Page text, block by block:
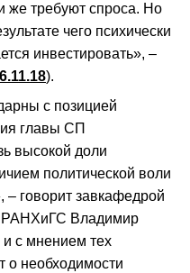
же требуют спроса. Но
чего психически
инвестировать», –
).
с позицией
главы СП
высокой доли
политической воли
– говорит завкафедрой
РАНХиГС Владимир
с мнением тех
о необходимости